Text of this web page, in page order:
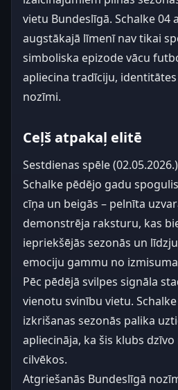
vietu Bundeslīgā. Schalke 04
augstākajā līmenī nav tikai
simboliska epizode vācu
apliecina tradīciju,
nozīmi.
Ceļš atpakaļ elitē
Sestdienas spēle
Schalke pēdējo gadu
cīņa un beigās – pelnīta
demonstrēja raksturu, kas
iepriekšējās sezonās un
emociju gammu no
Pēc pēdējā svilpes signāla
vienotu svinību vietu.
izkrišanas sezonās palika
apliecināja, ka šis klubs
cilvēkos.
Atgriešanās Bundeslīgā